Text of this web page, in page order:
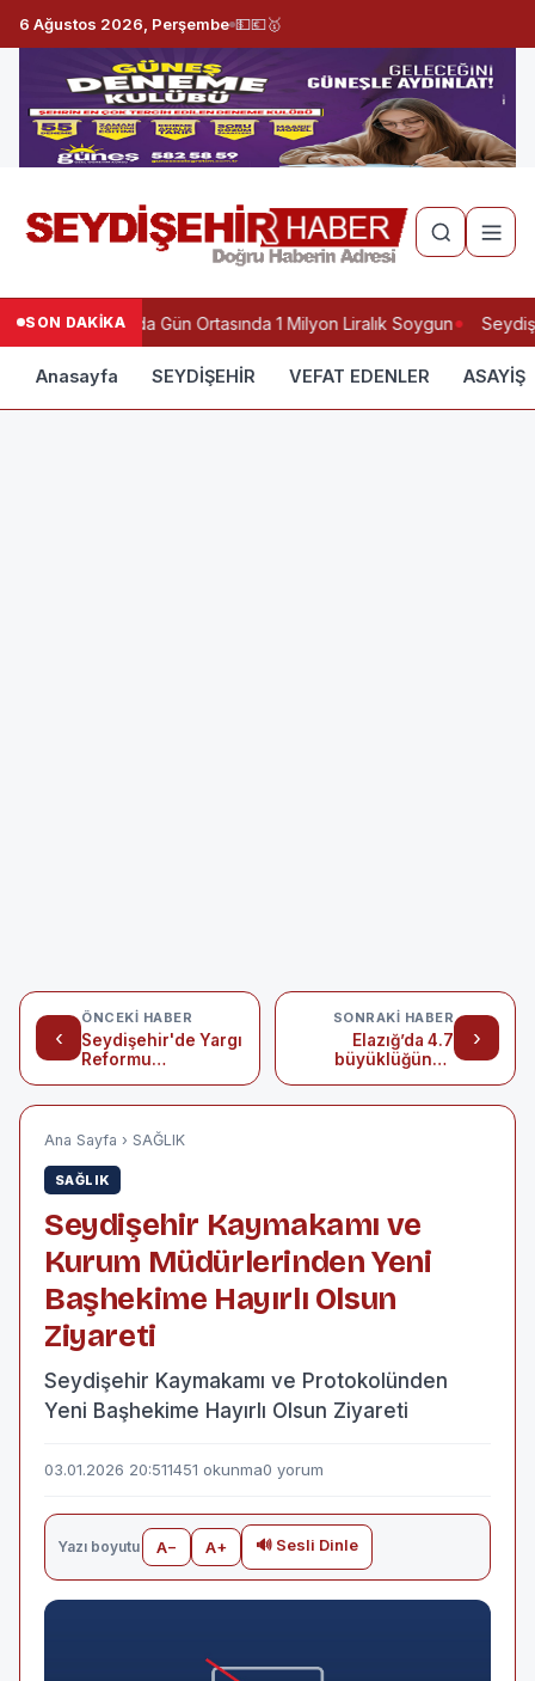
6 Ağustos 2026, Perşembe 💵💶🥇
SON DAKİKAKonyda Gün Ortasında 1 Milyon Liralık Soygun
Anasayfa SEYDİŞEHİR VEFAT EDENLER ASAYİŞ
‹
ÖNCEKI HABER
Seydişehir'de Yargı
Reformu
›
SONRAKI HABER
Elazığ’da 4.7
büyüklüğünde
Ana Sayfa › SAĞLIK
SAĞLIK
Seydişehir Kaymakamı ve
Kurum Müdürlerinden Yeni
Başhekime Hayırlı Olsun
Ziyareti
Seydişehir Kaymakamı ve Protokolünden
Yeni Başhekime Hayırlı Olsun Ziyareti
03.01.2026 20:511451 okunma0 yorum
Yazı boyutu A− A+ 🔊 Sesli Dinle